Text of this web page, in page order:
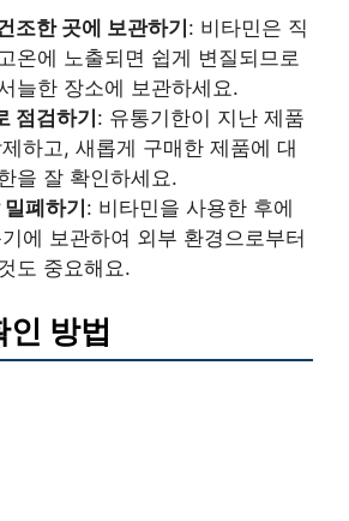
조한 곳에 보관하기: 비타민은 직
온에 노출되면 쉽게 변질되므로
늘한 장소에 보관하세요.
점검하기: 유통기한이 지난 제품
하고, 새롭게 구매한 제품에 대
을 잘 확인하세요.
폐하기: 비타민을 사용한 후에
에 보관하여 외부 환경으로부터
도 중요해요.
인 방법